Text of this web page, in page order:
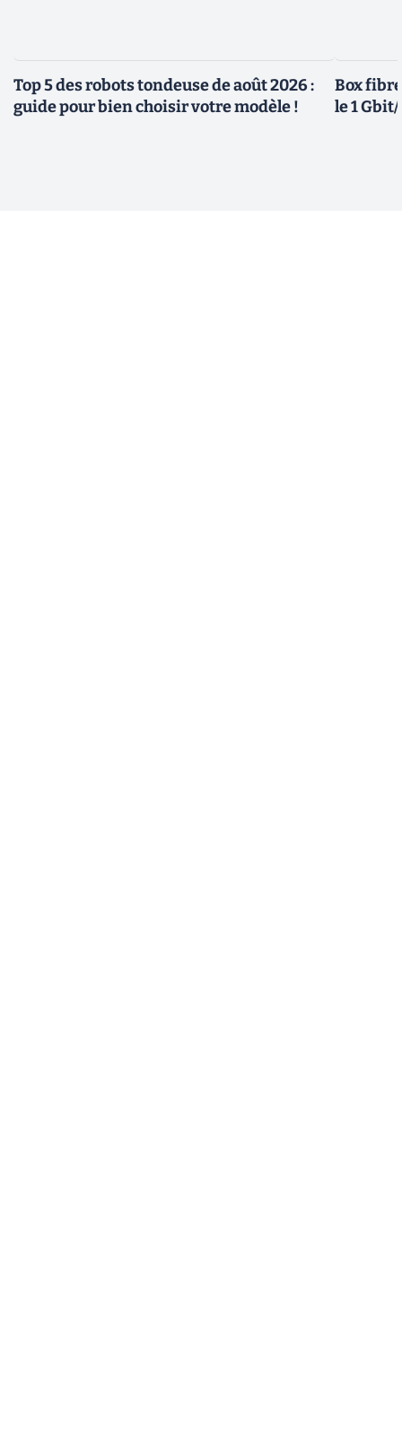
Top 5 des robots tondeuse de août 2026 :
guide pour bien choisir votre modèle !
Box
le 1